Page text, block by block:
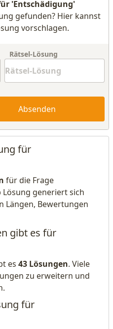
'Entschädigung'
gefunden? Hier kannst
vorschlagen.
Rätsel-Lösung
Absenden
für
für die Frage
Lösung generiert sich
Längen, Bewertungen
gibt es für
es 43 Lösungen. Viele
zu erweitern und
für